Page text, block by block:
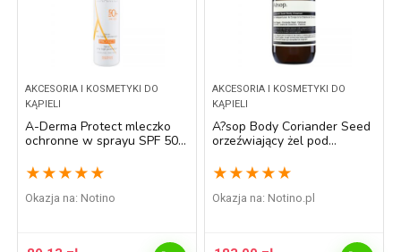
AKCESORIA I KOSMETYKI DO
KĄPIELI
A-Derma Protect mleczko
ochronne w sprayu SPF 50+
★ ★ ★ ★ ★
Okazja na: Notino
AKCESORIA I KOSMETYKI DO
KĄPIELI
A?sop Body Coriander Seed
orzeźwiający żel pod
★ ★ ★ ★ ★
Okazja na: notino.pl